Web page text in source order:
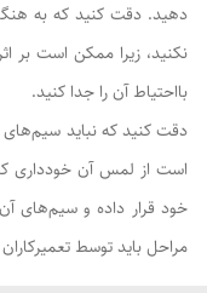
دهید. دقت کنید که به
نکنید، زیرا ممکن است بر
بااحتیاط آن را جدا کنید.
دقت کنید که نباید سیم‌های
است از لمس آن خودداری
خود قرار داده و سیم‌های
مراحل باید توسط